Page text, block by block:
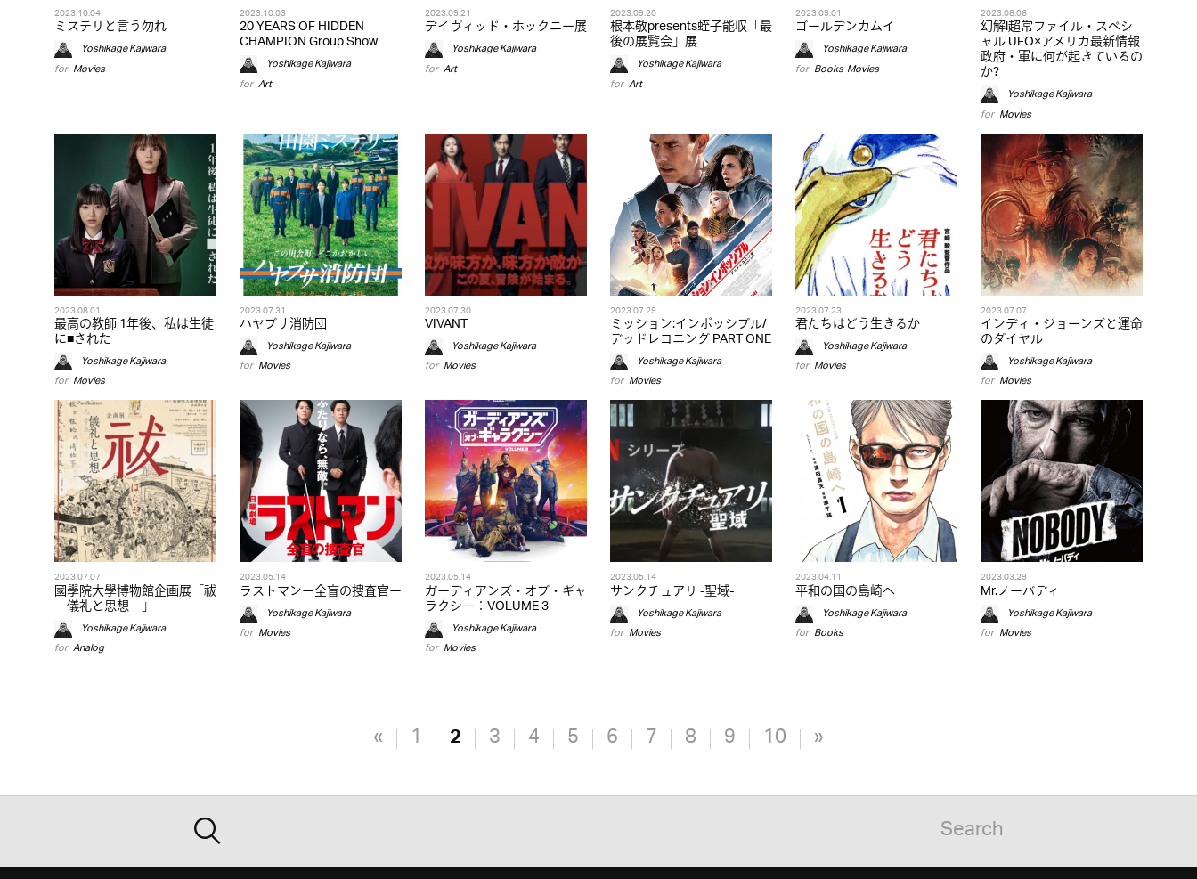
2023.10.04
ミステリと言う勿れ
Yoshikage Kajiwara
for Movies
2023.10.03
20 YEARS OF HIDDEN
CHAMPION Group Show
Yoshikage Kajiwara
for Art
2023.09.21
デイヴィッド・ホックニー展
Yoshikage Kajiwara
for Art
2023.09.20
根本敬presents蛭⼦能収「最
後の展覧会」展
Yoshikage Kajiwara
for Art
2023.09.01
ゴールデンカムイ
Yoshikage Kajiwara
for Books,Movies
2023.08.06
幻解!超常ファイル・スペシ
ャル UFO×アメリカ最新情報
政府・軍に何が起きているの
か?
Yoshikage Kajiwara
for Movies
2023.08.01
最高の教師 1年後、私は生徒
に■された
Yoshikage Kajiwara
for Movies
2023.07.31
ハヤブサ消防団
Yoshikage Kajiwara
for Movies
2023.07.30
VIVANT
Yoshikage Kajiwara
for Movies
2023.07.29
ミッション:インポッシブル/
デッドレコニング PART ONE
Yoshikage Kajiwara
for Movies
2023.07.23
君たちはどう生きるか
Yoshikage Kajiwara
for Movies
2023.07.07
インディ・ジョーンズと運命
のダイヤル
Yoshikage Kajiwara
for Movies
2023.07.07
國學院大學博物館企画展「祓
－儀礼と思想－」
Yoshikage Kajiwara
for Analog
2023.05.14
ラストマンー全盲の捜査官ー
Yoshikage Kajiwara
for Movies
2023.05.14
ガーディアンズ・オブ・ギャ
ラクシー：VOLUME 3
Yoshikage Kajiwara
for Movies
2023.05.14
サンクチュアリ -聖域-
Yoshikage Kajiwara
for Movies
2023.04.11
平和の国の島崎へ
Yoshikage Kajiwara
for Books
2023.03.29
Mr.ノーバディ
Yoshikage Kajiwara
for Movies
« 1 2 3 4 5 6 7 8 9 10 »